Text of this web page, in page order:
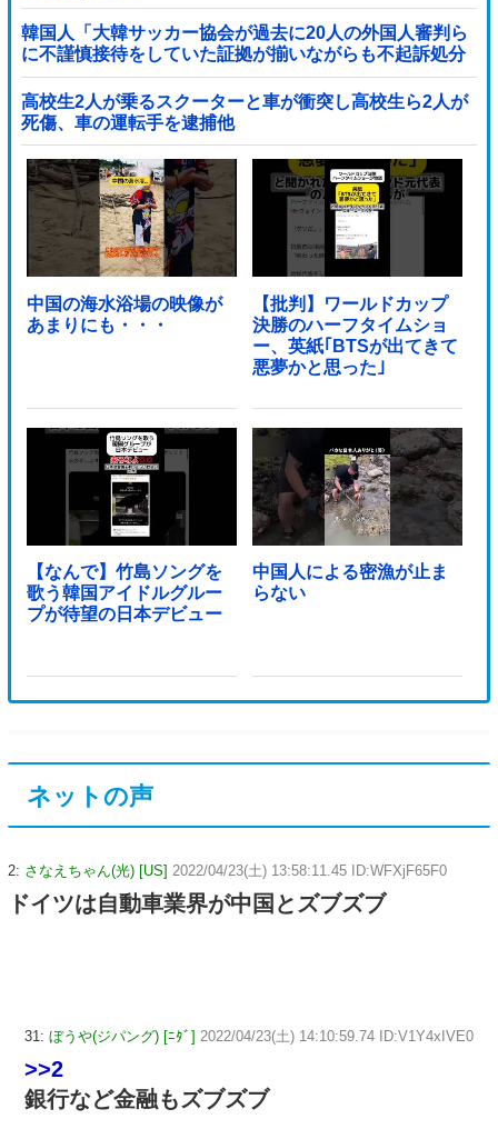
韓国人「大韓サッカー協会が過去に20人の外国人審判ら
に不謹慎接待をしていた証拠が揃いながらも不起訴処分
に成っていた事が明らかに‥」
高校生2人が乗るスクーターと車が衝突し高校生ら2人が
死傷、車の運転手を逮捕他
中国の海水浴場の映像が
あまりにも・・・
【批判】ワールドカップ
決勝のハーフタイムショ
ー、英紙｢BTSが出てきて
悪夢かと思った｣
【なんで】竹島ソングを
歌う韓国アイドルグルー
プが待望の日本デビュー
中国人による密漁が止ま
らない
ネットの声
2: さなえちゃん(光) [US] 2022/04/23(土) 13:58:11.45 ID:WFXjF65F0
ドイツは自動車業界が中国とズブズブ
31: ぼうや(ジパング) [ﾆﾀﾞ] 2022/04/23(土) 14:10:59.74 ID:V1Y4xIVE0
>>2
銀行など金融もズブズブ